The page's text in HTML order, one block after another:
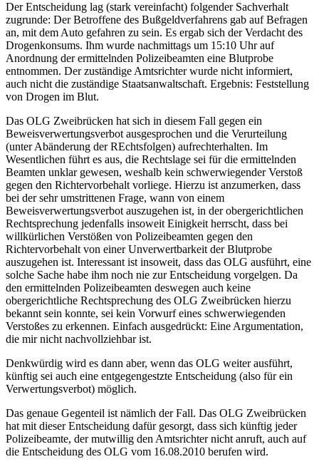
Der Entscheidung lag (stark vereinfacht) folgender Sachverhalt
zugrunde: Der Betroffene des Bußgeldverfahrens gab auf Befragen
an, mit dem Auto gefahren zu sein. Es ergab sich der Verdacht des
Drogenkonsums. Ihm wurde nachmittags um 15:10 Uhr auf
Anordnung der ermittelnden Polizeibeamten eine Blutprobe
entnommen. Der zuständige Amtsrichter wurde nicht informiert,
auch nicht die zuständige Staatsanwaltschaft. Ergebnis: Feststellung
von Drogen im Blut.
Das OLG Zweibrücken hat sich in diesem Fall gegen ein
Beweisverwertungsverbot ausgesprochen und die Verurteilung
(unter Abänderung der REchtsfolgen) aufrechterhalten. Im
Wesentlichen führt es aus, die Rechtslage sei für die ermittelnden
Beamten unklar gewesen, weshalb kein schwerwiegender Verstoß
gegen den Richtervorbehalt vorliege. Hierzu ist anzumerken, dass
bei der sehr umstrittenen Frage, wann von einem
Beweisverwertungsverbot auszugehen ist, in der obergerichtlichen
Rechtsprechung jedenfalls insoweit Einigkeit herrscht, dass bei
willkürlichen Verstößen von Polizeibeamten gegen den
Richtervorbehalt von einer Unverwertbarkeit der Blutprobe
auszugehen ist. Interessant ist insoweit, dass das OLG ausführt, eine
solche Sache habe ihm noch nie zur Entscheidung vorgelgen. Da
den ermittelnden Polizeibeamten deswegen auch keine
obergerichtliche Rechtsprechung des OLG Zweibrücken hierzu
bekannt sein konnte, sei kein Vorwurf eines schwerwiegenden
Verstoßes zu erkennen. Einfach ausgedrückt: Eine Argumentation,
die mir nicht nachvollziehbar ist.
Denkwürdig wird es dann aber, wenn das OLG weiter ausführt,
künftig sei auch eine entgegengestzte Entscheidung (also für ein
Verwertungsverbot) möglich.
Das genaue Gegenteil ist nämlich der Fall. Das OLG Zweibrücken
hat mit dieser Entscheidung dafür gesorgt, dass sich künftig jeder
Polizeibeamte, der mutwillig den Amtsrichter nicht anruft, auch auf
die Entscheidung des OLG vom 16.08.2010 berufen wird.